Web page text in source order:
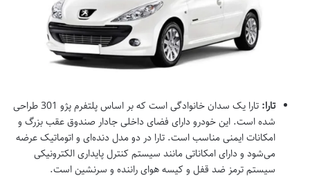
تارا:
تارا یک سدان خانوادگی است که بر اساس پلتفرم پژو 301 طراحی
شده است. این خودرو دارای فضای داخلی جادار صندوق عقب بزرگ و
امکانات ایمنی مناسب است. تارا در دو مدل دنده‌ای و اتوماتیک عرضه
می‌شود و دارای امکاناتی مانند سیستم کنترل پایداری الکترونیکی
سیستم ترمز ضد قفل و کیسه هوای راننده و سرنشین است.